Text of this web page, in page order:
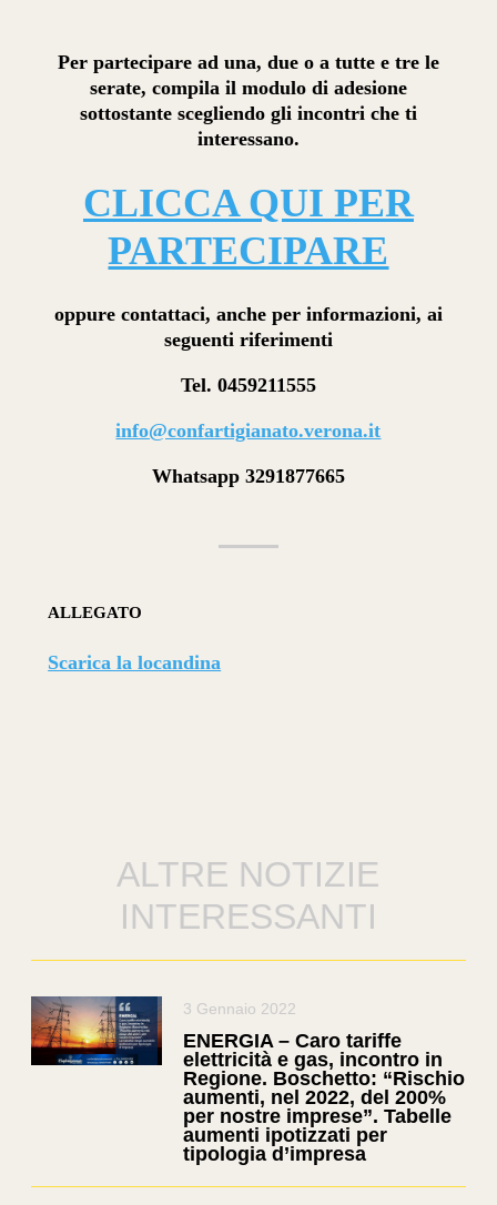
Per partecipare ad una, due o a tutte e tre le
serate, compila il modulo di adesione
sottostante scegliendo gli incontri che ti
interessano.
CLICCA QUI PER
PARTECIPARE
oppure contattaci, anche per informazioni, ai
seguenti riferimenti
Tel. 0459211555
info@confartigianato.verona.it
Whatsapp 3291877665
ALLEGATO
Scarica la locandina
ALTRE NOTIZIE
INTERESSANTI
3 Gennaio 2022
ENERGIA – Caro tariffe
elettricità e gas, incontro in
Regione. Boschetto: “Rischio
aumenti, nel 2022, del 200%
per nostre imprese”. Tabelle
aumenti ipotizzati per
tipologia d’impresa